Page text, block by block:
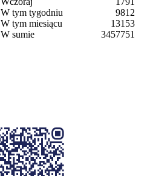
W tym tygodniu
9812
W tym miesiącu
13153
W sumie
3457751